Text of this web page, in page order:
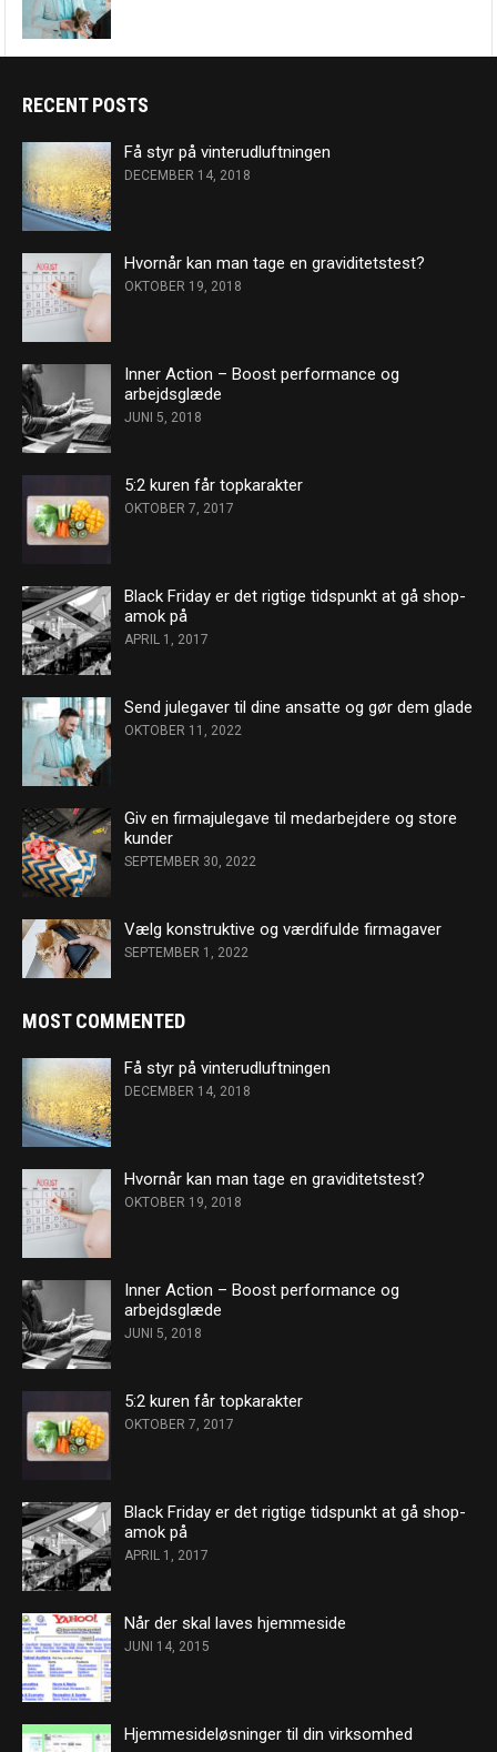
RECENT POSTS
Få styr på vinterudluftningen
DECEMBER 14, 2018
Hvornår kan man tage en graviditetstest?
OKTOBER 19, 2018
Inner Action – Boost performance og
arbejdsglæde
JUNI 5, 2018
5:2 kuren får topkarakter
OKTOBER 7, 2017
Black Friday er det rigtige tidspunkt at gå shop-
amok på
APRIL 1, 2017
Send julegaver til dine ansatte og gør dem glade
OKTOBER 11, 2022
Giv en firmajulegave til medarbejdere og store
kunder
SEPTEMBER 30, 2022
Vælg konstruktive og værdifulde firmagaver
SEPTEMBER 1, 2022
MOST COMMENTED
Få styr på vinterudluftningen
DECEMBER 14, 2018
Hvornår kan man tage en graviditetstest?
OKTOBER 19, 2018
Inner Action – Boost performance og
arbejdsglæde
JUNI 5, 2018
5:2 kuren får topkarakter
OKTOBER 7, 2017
Black Friday er det rigtige tidspunkt at gå shop-
amok på
APRIL 1, 2017
Når der skal laves hjemmeside
JUNI 14, 2015
Hjemmesideløsninger til din virksomhed